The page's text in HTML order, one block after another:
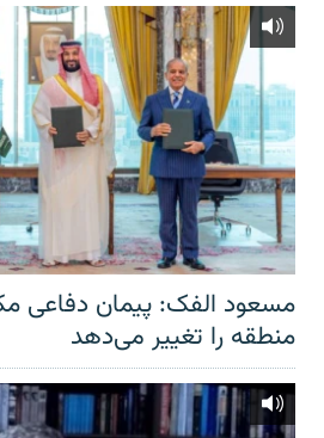
مسعود الفک: پیمان دفاعی
منطقه را تغییر می‌دهد